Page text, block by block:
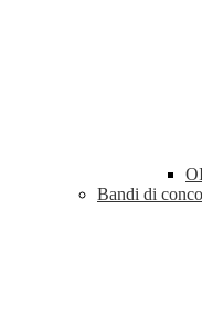
Bandi di